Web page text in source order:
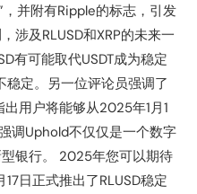
，并附有Ripple的标志，引发
涉及RLUSD和XRP的未来一
有可能取代USDT成为稳定
稳定。另一位评论员强调了
用户将能够从2025年1月1
调Uphold不仅仅是一个数字
银行。 2025年您可以期待
日正式推出了RLUSD稳定